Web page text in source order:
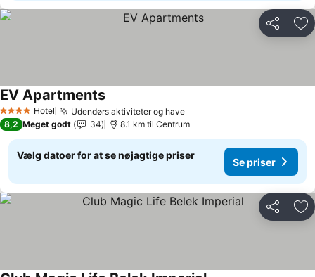
Del
4 StjernerHotel Udendørs aktiviteter og have
EV Apartments
8,2 Meget godt 34 8.1 km til Centrum
Vælg datoer for at se nøjagtige priser
Se priser
Del